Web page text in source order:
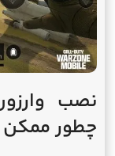
نصب
چطور